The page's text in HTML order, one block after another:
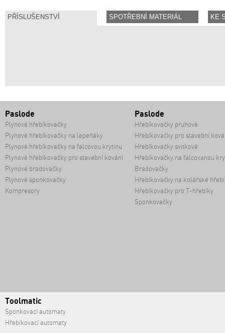
Paslode
Plynové hřebíkovačky
Plynové hřebíkovačky na lepeňáky
Plynové hřebíkovačky na falcovou krytinu
Plynové hřebíkovačky pro stavební kování
Plynové bradovačky
Plynové sponkovačky
Kompresory
Paslode
Hřebíkovačky pruhové
Hřebíkovačky pro stavební
Hřebíkovačky svitkové
Hřebíkovačky na falcovanou
Bradovačky
Hřebíkovačky na kolářské
Hřebíkovačky pro T-hřebíky
Sponkovačky
Toolmatic
Sponkovací automaty
Hřebíkovací automaty